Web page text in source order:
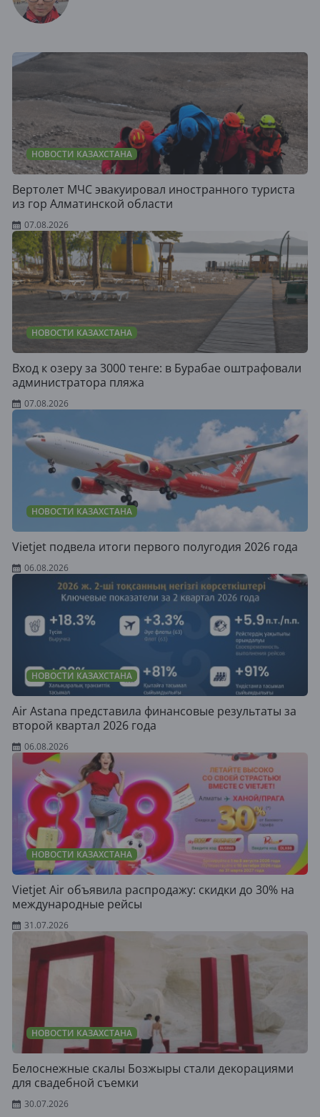
НОВОСТИ КАЗАХСТАНА
Вертолет МЧС эвакуировал иностранного туриста
из гор Алматинской области
07.08.2026
НОВОСТИ КАЗАХСТАНА
Вход к озеру за 3000 тенге: в Бурабае оштрафовали
администратора пляжа
07.08.2026
НОВОСТИ КАЗАХСТАНА
Vietjet подвела итоги первого полугодия 2026 года
06.08.2026
НОВОСТИ КАЗАХСТАНА
Air Astana представила финансовые результаты за
второй квартал 2026 года
06.08.2026
НОВОСТИ КАЗАХСТАНА
Vietjet Air объявила распродажу: скидки до 30% на
международные рейсы
31.07.2026
НОВОСТИ КАЗАХСТАНА
Белоснежные скалы Бозжыры стали декорациями
для свадебной съемки
30.07.2026